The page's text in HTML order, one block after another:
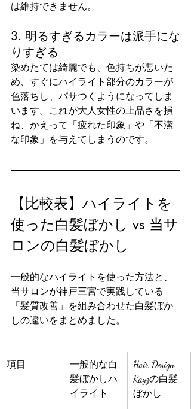
は維持できません。
3. 明るすぎるカラーは派手にな
りすぎる
染めたては綺麗でも、色持ちが悪いた
め、すぐにハイライト部分のカラーが
色落ちし、パサつくようになってしま
います。これが大人女性の上品さを損
ね、かえって「疲れた印象」や「不潔
な印象」を与えてしまうのです。
【比較表】ハイライトを
使った白髪ぼかし vs 当サ
ロンの白髪ぼかし
一般的なハイライトを使った方法と、
当サロンが神戸三宮で実践している
「髪質改善」を組み合わせた白髪ぼか
しの違いをまとめました。
項目
一般的な白
髪ぼかしハ
イライト
Hair Design
Rayzの白髪
ぼかし